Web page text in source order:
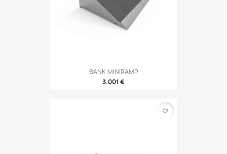
BANK MINIRAMP
3.001 €
favorite_border